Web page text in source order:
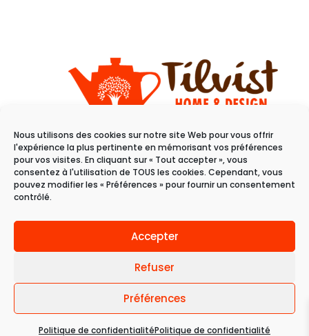
Nous utilisons des cookies sur notre site Web pour vous offrir
l'expérience la plus pertinente en mémorisant vos préférences
pour vos visites. En cliquant sur « Tout accepter », vous
consentez à l'utilisation de TOUS les cookies. Cependant, vous
pouvez modifier les « Préférences » pour fournir un consentement
contrôlé.
Accepter
Refuser
Préférences
Politique de confidentialitéPolitique de confidentialité
11 rue du raisin
68100 Mulhouse
Du mardi au samedi
© 2024 Tilvist | Politique de confidentialité |